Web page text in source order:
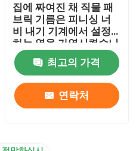
집에 짜여진 채 직물 패
브릭 기름은 피니싱 너
비 내기 기계에서 설정
하는 열을 가열시켰습니
다
최고의 가격
연락처